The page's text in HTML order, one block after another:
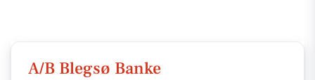
A/B Blegsø Banke